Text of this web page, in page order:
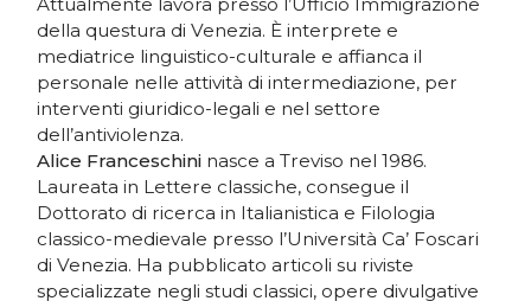
della questura di Venezia. È interprete e
mediatrice linguistico-culturale e affianca il
personale nelle attività di intermediazione, per
interventi giuridico-legali e nel settore
dell’antiviolenza.
Alice Franceschini nasce a Treviso nel 1986.
Laureata in Lettere classiche, consegue il
Dottorato di ricerca in Italianistica e Filologia
classico-medievale presso l’Università Ca’ Foscari
di Venezia. Ha pubblicato articoli su riviste
specializzate negli studi classici, opere divulgative